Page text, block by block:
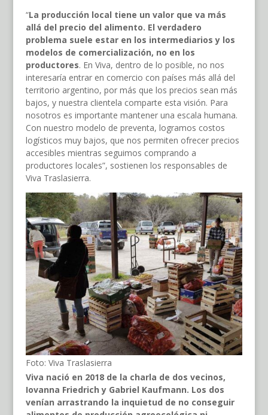
“La producción local tiene un valor que va más
allá del precio del alimento. El verdadero
problema suele estar en los intermediarios y los
modelos de comercialización, no en los
productores. En Viva, dentro de lo posible, no nos
interesaría entrar en comercio con países más allá del
territorio argentino, por más que los precios sean más
bajos, y nuestra clientela comparte esta visión. Para
nosotros es importante mantener una escala humana.
Con nuestro modelo de preventa, logramos costos
logísticos muy bajos, que nos permiten ofrecer precios
accesibles mientras seguimos comprando a
productores locales”, sostienen los responsables de
Viva Traslasierra.
Foto: Viva Traslasierra
Viva nació en 2018 de la charla de dos vecinos,
Iovanna Friedrich y Gabriel Kaufmann. Los dos
venían arrastrando la inquietud de no conseguir